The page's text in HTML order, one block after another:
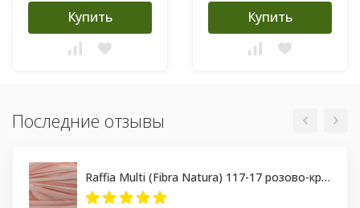
Купить Купить
Последние отзывы
Raffia Multi (Fibra Natura) 117-17 розово-кремовый меланж, пряжа 35г